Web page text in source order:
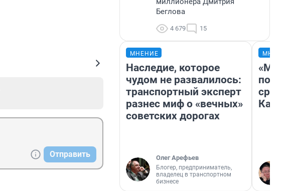
Отправить
Беглова
4 679 15
МНЕНИЕ
Наследие, которое
чудом не развалилось:
транспортный эксперт
разнес миф о «вечных»
советских дорогах
Олег Арефьев
Блогер, предприниматель,
владелец в транспортном
бизнесе